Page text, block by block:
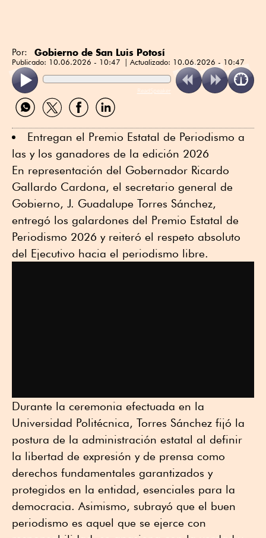
Por: Gobierno de San Luis Potosí
Publicado: 10.06.2026 - 10:47 Actualizado: 10.06.2026 - 10:47
ReadSpeaker
Compartir
por
Compartir
por
Compartir
por
Compartir
por
Entregan el Premio Estatal de Periodismo a
las y los ganadores de la edición 2026
En representación del Gobernador Ricardo
Gallardo Cardona, el secretario general de
Gobierno, J. Guadalupe Torres Sánchez,
entregó los galardones del Premio Estatal de
Periodismo 2026 y reiteró el respeto absoluto
del Ejecutivo hacia el periodismo libre.
Durante la ceremonia efectuada en la
Universidad Politécnica, Torres Sánchez fijó la
postura de la administración estatal al definir
la libertad de expresión y de prensa como
derechos fundamentales garantizados y
protegidos en la entidad, esenciales para la
democracia. Asimismo, subrayó que el buen
periodismo es aquel que se ejerce con